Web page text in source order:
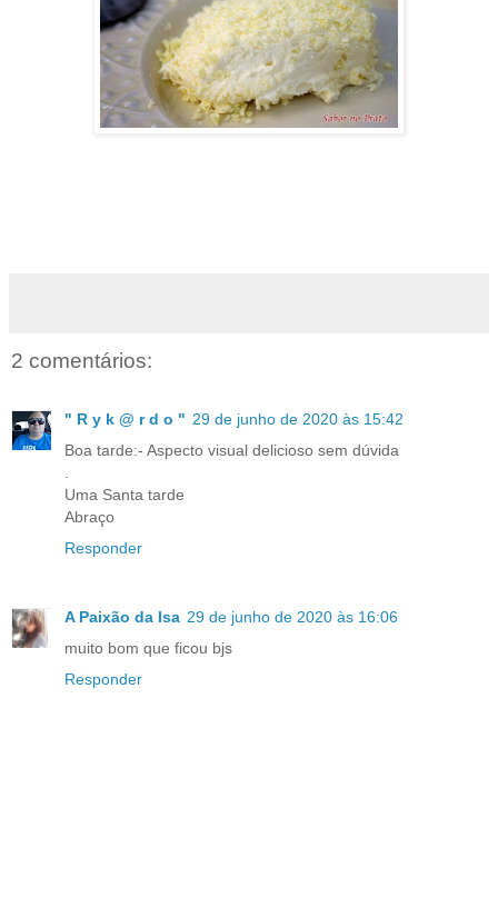
2 comentários:
" R y k @ r d o " 29 de junho de 2020 às 15:42
Boa tarde:- Aspecto visual delicioso sem dúvida
Uma Santa tarde
Abraço
Responder
A Paixão da Isa 29 de junho de 2020 às 16:06
muito bom que ficou bjs
Responder